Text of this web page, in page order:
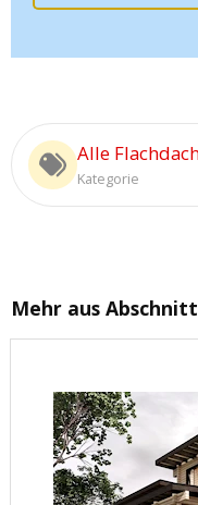
Alle
Kategorie
Mehr aus Abschnitt